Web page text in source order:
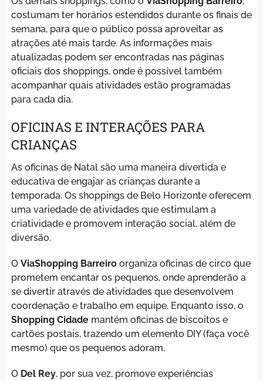
costumam ter horários estendidos durante os finais de
semana, para que o público possa aproveitar as
atrações até mais tarde. As informações mais
atualizadas podem ser encontradas nas páginas
oficiais dos shoppings, onde é possível também
acompanhar quais atividades estão programadas
para cada dia.
OFICINAS E INTERAÇÕES PARA
CRIANÇAS
As oficinas de Natal são uma maneira divertida e
educativa de engajar as crianças durante a
temporada. Os shoppings de Belo Horizonte oferecem
uma variedade de atividades que estimulam a
criatividade e promovem interação social, além de
diversão.
O ViaShopping Barreiroorganiza oficinas de circo que
prometem encantar os pequenos, onde aprenderão a
se divertir através de atividades que desenvolvem
coordenação e trabalho em equipe. Enquanto isso, o
Shopping Cidademantém oficinas de biscoitos e
cartões postais, trazendo um elemento DIY (faça você
mesmo) que os pequenos adoram.
O Del Rey, por sua vez, promove experiências